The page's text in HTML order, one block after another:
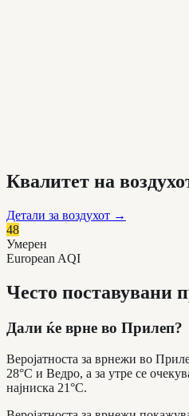
Квалитет на
Детали за воздухот →
48
Умерен
European AQI
Често поставувани
Дали ќе врне во Прилеп?
Веројатноста за врнежи во
28°C и Ведро, а за утре се
најниска 21°C.